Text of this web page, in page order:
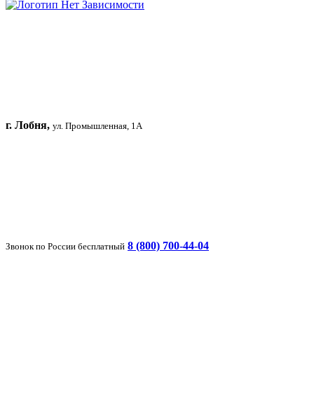
г. Лобня, ул. Промышленная, 1А
Звонок по России бесплатный 8 (800) 700-44-04